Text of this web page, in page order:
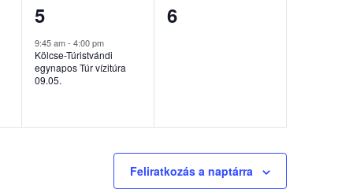
1
esemény,
5
9:45 am-4:00 pm
Kölcse-Túristvándi
egynapos Túr vízitúra
09.05.
0
6
Feliratkozás a naptárra